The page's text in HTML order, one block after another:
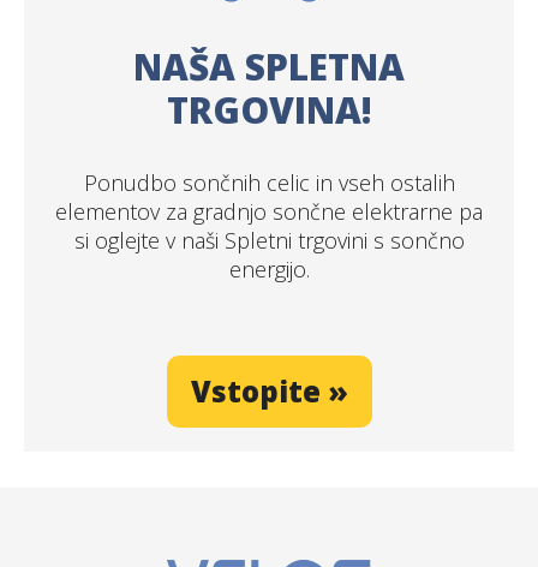
NAŠA SPLETNA
TRGOVINA!
Ponudbo sončnih celic in vseh ostalih
elementov za gradnjo sončne elektrarne pa
si oglejte v naši Spletni trgovini s sončno
energijo.
Vstopite »